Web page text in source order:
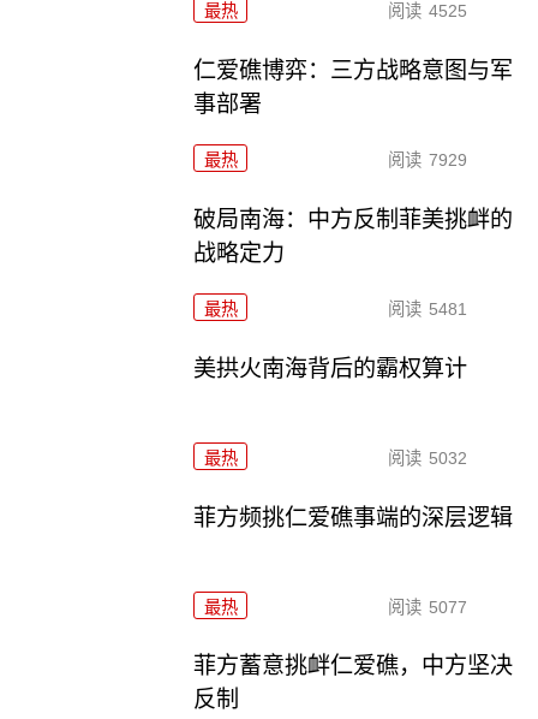
最热 阅读 4525
仁爱礁博弈：三方战略意图与军
事部署
最热 阅读 7929
破局南海：中方反制菲美挑衅的
战略定力
最热 阅读 5481
美拱火南海背后的霸权算计
最热 阅读 5032
菲方频挑仁爱礁事端的深层逻辑
最热 阅读 5077
菲方蓄意挑衅仁爱礁，中方坚决
反制